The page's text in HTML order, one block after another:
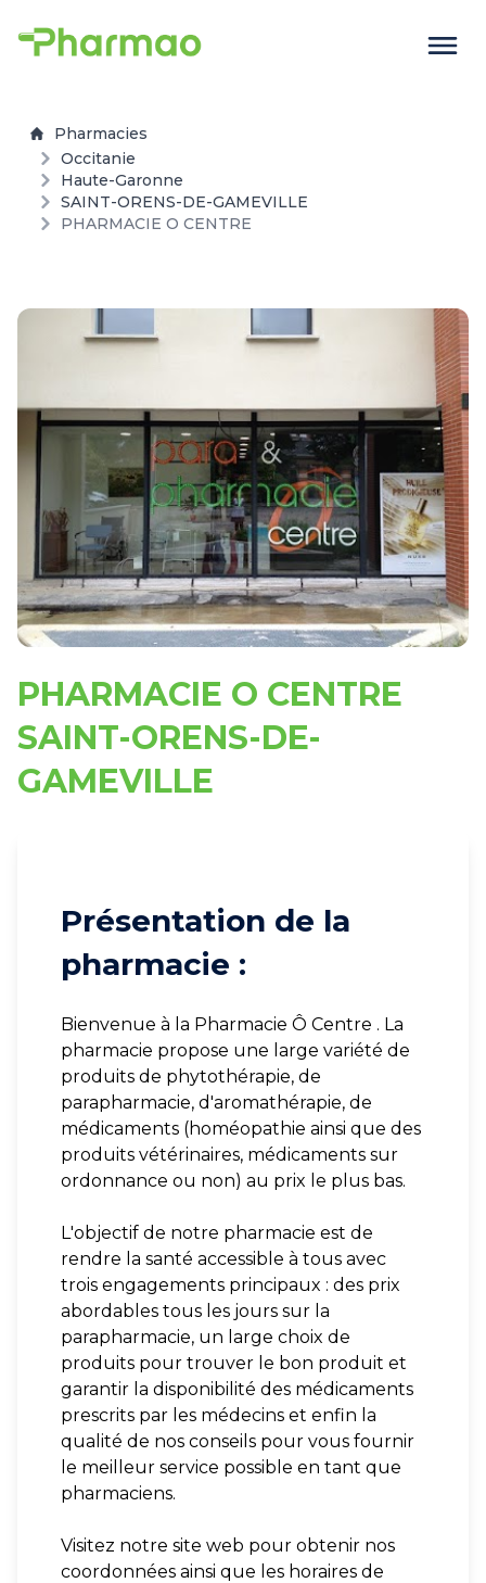
Pharmacies
Occitanie
Haute-Garonne
SAINT-ORENS-DE-GAMEVILLE
PHARMACIE O CENTRE
PHARMACIE O CENTRE
SAINT-ORENS-DE-
GAMEVILLE
Présentation de la
pharmacie :
Bienvenue à la Pharmacie Ô Centre . La
pharmacie propose une large variété de
produits de phytothérapie, de
parapharmacie, d'aromathérapie, de
médicaments (homéopathie ainsi que des
produits vétérinaires, médicaments sur
ordonnance ou non) au prix le plus bas.
L'objectif de notre pharmacie est de
rendre la santé accessible à tous avec
trois engagements principaux : des prix
abordables tous les jours sur la
parapharmacie, un large choix de
produits pour trouver le bon produit et
garantir la disponibilité des médicaments
prescrits par les médecins et enfin la
qualité de nos conseils pour vous fournir
le meilleur service possible en tant que
pharmaciens.
Visitez notre site web pour obtenir nos
coordonnées ainsi que les horaires de